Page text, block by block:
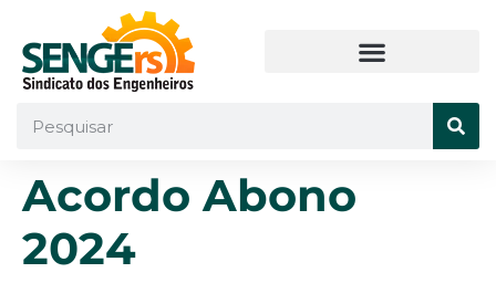
Acordo Abono
2024